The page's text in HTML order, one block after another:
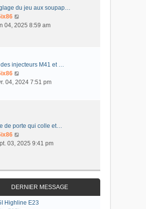
a
e
e
s
s
i
r
a
e
e
r
n
m
e
s
l
e
d
r
m
s
g
e
du jeu aux soupap…
o
t
r
r
i
s
s
04, 2025 8:59 am
injecteurs M41 et …
o
t
r
d
e
r
n
i
04, 2024 7:51 pm
de porte qui colle et…
o
u
l
t
e
r
03, 2025 9:41 pm
DERNIER MESSAGE
Highline E23